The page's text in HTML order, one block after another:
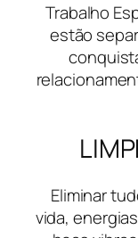
Trabalho
estão
Eliminar
vida,